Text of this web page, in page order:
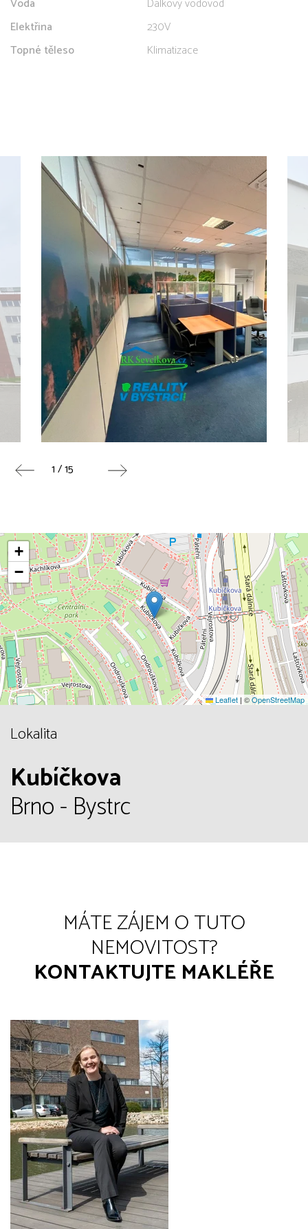
Elektřina
230V
Topné těleso
Klimatizace
1 / 15
+
−
Leaflet | ©OpenStreetMap
Lokalita
Kubíčkova
Brno - Bystrc
MÁTE ZÁJEM O TUTO
NEMOVITOST?
KONTAKTUJTE MAKLÉŘE